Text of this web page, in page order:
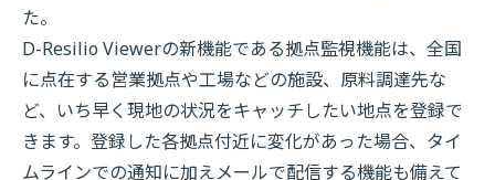
た。
D-Resilio Viewerの新機能である拠点監視機能は、全国
に点在する営業拠点や工場などの施設、原料調達先な
ど、いち早く現地の状況をキャッチしたい地点を登録で
きます。登録した各拠点付近に変化があった場合、タイ
ムラインでの通知に加えメールで配信する機能も備えて